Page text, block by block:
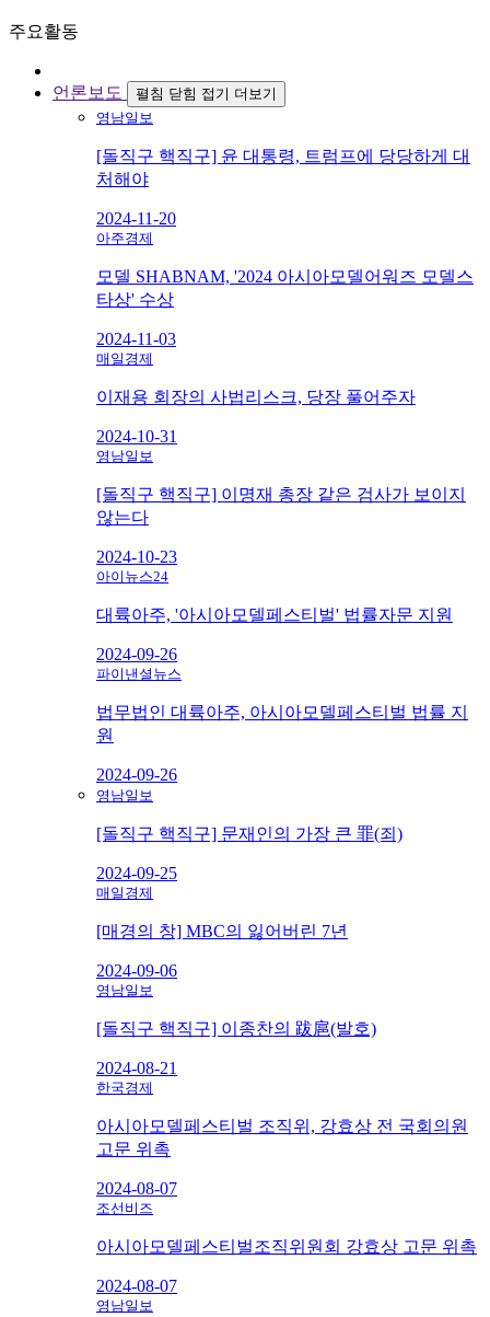
주요활동
언론보도 펼침 닫힘 접기 더보기
영남일보
[돌직구 핵직구] 윤 대통령, 트럼프에 당당하게 대
처해야
2024-11-20
아주경제
모델 SHABNAM, '2024 아시아모델어워즈 모델스
타상' 수상
2024-11-03
매일경제
이재용 회장의 사법리스크, 당장 풀어주자
2024-10-31
영남일보
[돌직구 핵직구] 이명재 총장 같은 검사가 보이지
않는다
2024-10-23
아이뉴스24
대륙아주, '아시아모델페스티벌' 법률자문 지원
2024-09-26
파이낸셜뉴스
법무법인 대륙아주, 아시아모델페스티벌 법률 지
원
2024-09-26
영남일보
[돌직구 핵직구] 문재인의 가장 큰 罪(죄)
2024-09-25
매일경제
[매경의 창] MBC의 잃어버린 7년
2024-09-06
영남일보
[돌직구 핵직구] 이종찬의 跋扈(발호)
2024-08-21
한국경제
아시아모델페스티벌 조직위, 강효상 전 국회의원
고문 위촉
2024-08-07
조선비즈
아시아모델페스티벌조직위원회 강효상 고문 위촉
2024-08-07
영남일보